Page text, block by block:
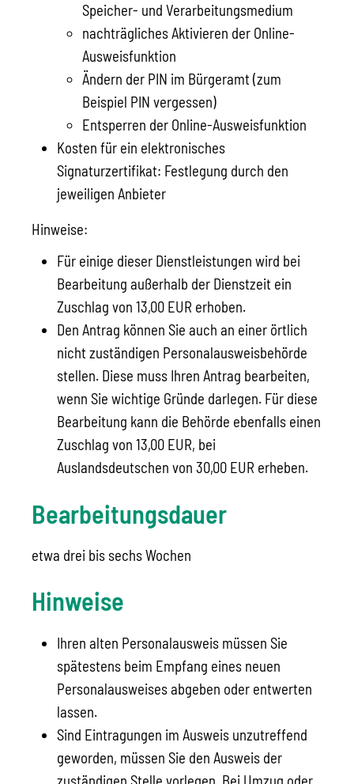
Speicher- und Verarbeitungsmedium
nachträgliches Aktivieren der Online-
Ausweisfunktion
Ändern der PIN im Bürgeramt (zum
Beispiel PIN vergessen)
Entsperren der Online-Ausweisfunktion
Kosten für ein elektronisches
Signaturzertifikat: Festlegung durch den
jeweiligen Anbieter
Hinweise:
Für einige dieser Dienstleistungen wird bei
Bearbeitung außerhalb der Dienstzeit ein
Zuschlag von 13,00 EUR erhoben.
Den Antrag können Sie auch an einer örtlich
nicht zuständigen Personalausweisbehörde
stellen. Diese muss Ihren Antrag bearbeiten,
wenn Sie wichtige Gründe darlegen. Für diese
Bearbeitung kann die Behörde ebenfalls einen
Zuschlag von 13,00 EUR, bei
Auslandsdeutschen von 30,00 EUR erheben.
Bearbeitungsdauer
etwa drei bis sechs Wochen
Hinweise
Ihren alten Personalausweis müssen Sie
spätestens beim Empfang eines neuen
Personalausweises abgeben oder entwerten
lassen.
Sind Eintragungen im Ausweis unzutreffend
geworden, müssen Sie den Ausweis der
zuständigen Stelle vorlegen. Bei Umzug oder